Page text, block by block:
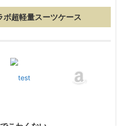
超軽量スーツケース
test